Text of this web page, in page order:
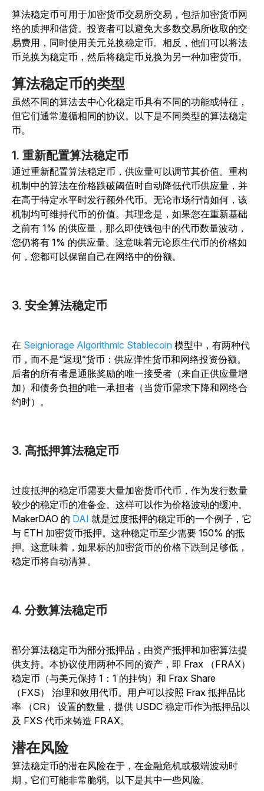
算法稳定币可用于加密货币交易所交易，包括加密货币网
络的质押和借贷。投资者可以避免大多数交易所收取的交
易费用，同时使用美元兑换稳定币。相反，他们可以将法
币兑换为稳定币，然后将稳定币兑换为另一种加密货币。
算法稳定币的类型
虽然不同的算法去中心化稳定币具有不同的功能或特征，
但它们通常遵循相同的协议。以下是不同类型的算法稳定
币。
1. 重新配置算法稳定币
通过重新配置算法稳定币，供应量可以调节其价值。重构
机制中的算法在价格跌破阈值时自动降低代币供应量，并
在高于特定水平时发行额外代币。无论市场行情如何，该
机制均可维持代币的价值。其理念是，如果您在重新基础
之前有 1% 的供应量，那么即使钱包中的代币数量波动，
您仍将有 1% 的供应量。这意味着无论原生代币的价格如
何，您都可以保留自己在网络中的份额。
3. 安全算法稳定币
在 Seigniorage Algorithmic Stablecoin 模型中，有两种代
币，而不是“返现”货币：供应弹性货币和网络投资份额。
后者的所有者是通胀奖励的唯一接受者（来自正供应量增
加）和债务负担的唯一承担者（当货币需求下降和网络合
约时）。
3. 高抵押算法稳定币
过度抵押的稳定币需要大量加密货币代币，作为发行数量
较少的稳定币的准备金。这样可以作为价格波动的缓冲。
MakerDAO 的 DAI 就是过度抵押的稳定币的一个例子，它
与 ETH 加密货币抵押。这种稳定币至少需要 150% 的抵
押。这意味着，如果标的加密货币的价格下跌到足够低，
稳定币将自动清算。
4. 分数算法稳定币
部分算法稳定币为部分抵押品，由资产抵押和加密算法提
供支持。本协议使用两种不同的资产，即 Frax （FRAX）
稳定币（与美元保持 1：1 的挂钩）和 Frax Share
（FXS） 治理和效用代币。用户可以按照 Frax 抵押品比
率 （CR） 设置的数量，提供 USDC 稳定币作为抵押品以
及 FXS 代币来铸造 FRAX。
潜在风险
算法稳定币的潜在风险在于，在金融危机或极端波动时
期，它们可能非常脆弱。以下是其中一些风险。